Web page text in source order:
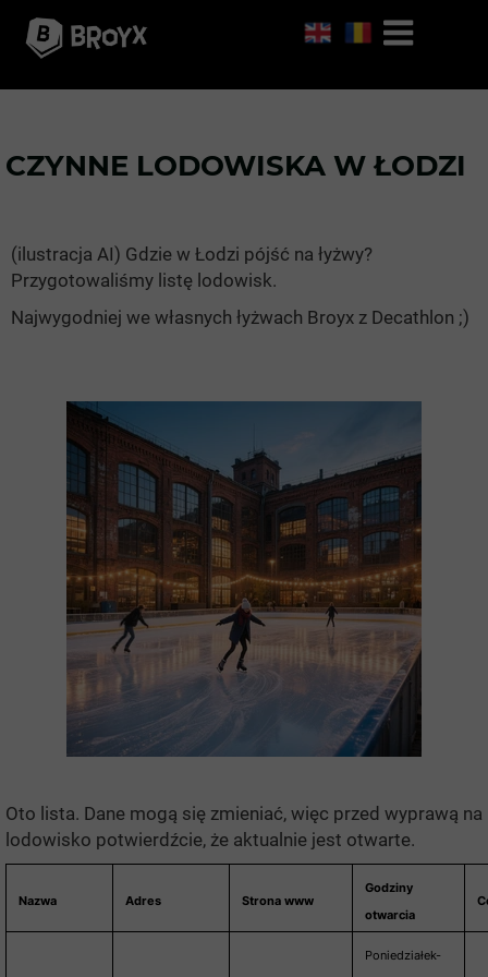
Oto lista. Dane mogą się zmieniać, więc przed wyprawą na
lodowisko potwierdźcie, że aktualnie jest otwarte.
Nazwa Adres Strona www
Godziny
otwarcia
Poniedziałek-
CZYNNE LODOWISKA W ŁODZI
(ilustracja AI) Gdzie w Łodzi pójść na łyżwy?
Przygotowaliśmy listę lodowisk.
Najwygodniej we własnych łyżwach Broyx z Decathlon ;)